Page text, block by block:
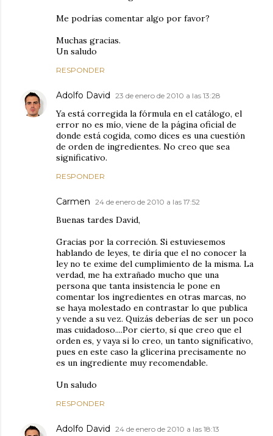
Me podrías comentar algo por favor?
Muchas gracias.
Un saludo
RESPONDER
Adolfo David 23 de enero de 2010 a las 13:28
Ya está corregida la fórmula en el catálogo, el
error no es mío, viene de la página oficial de
donde está cogida, como dices es una cuestión
de orden de ingredientes. No creo que sea
significativo.
RESPONDER
Carmen 24 de enero de 2010 a las 17:52
Buenas tardes David,
Gracias por la correción. Si estuviesemos
hablando de leyes, te diría que el no conocer la
ley no te exime del cumplimiento de la misma. La
verdad, me ha extrañado mucho que una
persona que tanta insistencia le pone en
comentar los ingredientes en otras marcas, no
se haya molestado en contrastar lo que publica
y vende a su vez. Quizás deberías de ser un poco
mas cuidadoso....Por cierto, sí que creo que el
orden es, y vaya si lo creo, un tanto significativo,
pues en este caso la glicerina precisamente no
es un ingrediente muy recomendable.
Un saludo
RESPONDER
Adolfo David 24 de enero de 2010 a las 18:13